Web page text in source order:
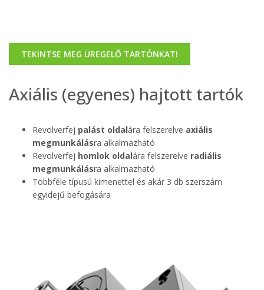
TEKINTSE MEG ÜREGELŐ TARTÓNKAT!
Axiális (egyenes) hajtott tartók
Revolverfej palást oldalára felszerelve axiális
megmunkálásra alkalmazható
Revolverfej homlok oldalára felszerelve radiális
megmunkálásra alkalmazható
Többféle típusú kimenettel és akár 3 db szerszám
egyidejű befogására